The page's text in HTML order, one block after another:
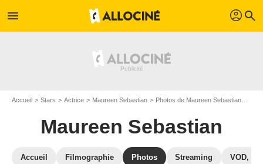
menu profil search
Accueil Stars Actrice Maureen Sebastian Photos de Maureen Sebastian
Maureen Sebastian
Accueil Filmographie Photos Streaming VOD,